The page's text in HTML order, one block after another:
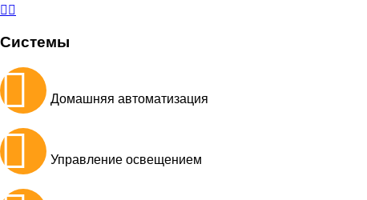
Системы
Домашняя автоматизация
Управление освещением